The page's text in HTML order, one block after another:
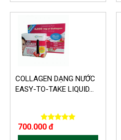
COLLAGEN DẠNG NƯỚC
EASY-TO-TAKE LIQUID...
700.000 đ